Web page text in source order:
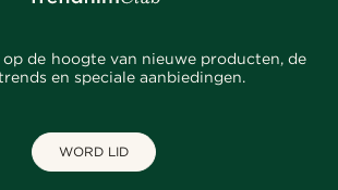
op de hoogte van nieuwe producten, de
en speciale aanbiedingen.
WORD LID